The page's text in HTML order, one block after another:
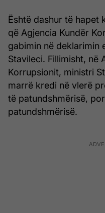
Është dashur të hapet
që Agjencia Kundër
gabimin në deklarimin
Stavileci. Fillimisht, në
Korrupsionit, ministri
marrë kredi në vlerë
të patundshmërisë,
patundshmërisë.